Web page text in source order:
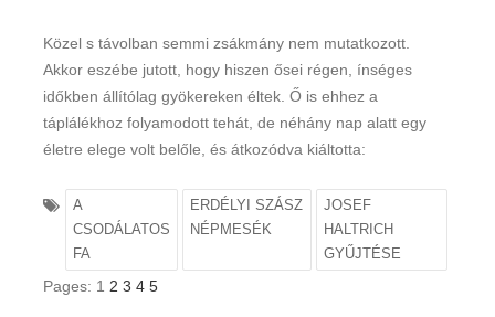
Közel s távolban semmi zsákmány nem mutatkozott.
Akkor eszébe jutott, hogy hiszen ősei régen, ínséges
időkben állítólag gyökereken éltek. Ő is ehhez a
táplálékhoz folyamodott tehát, de néhány nap alatt egy
életre elege volt belőle, és átkozódva kiáltotta:
A
CSODÁLATOS
FA
ERDÉLYI SZÁSZ
NÉPMESÉK
JOSEF
HALTRICH
GYŰJTÉSE
Pages: 1 2 3 4 5